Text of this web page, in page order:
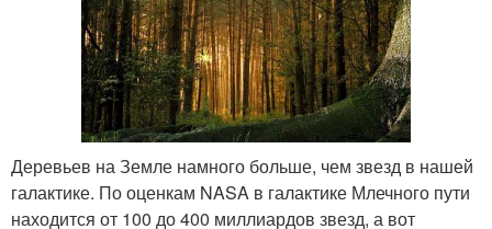
Деревьев на Земле намного больше, чем звезд в нашей
галактике. По оценкам NASA в галактике Млечного пути
находится от 100 до 400 миллиардов звезд, а вот